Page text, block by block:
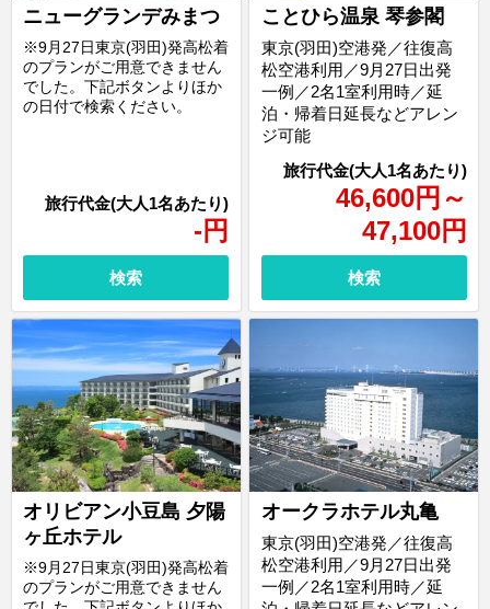
ニューグランデみまつ
- 円
※9月27日東京(羽田)発高松着
のプランがご用意できません
でした。下記ボタンよりほか
の日付で検索ください。
検索
ことひら温泉 琴参閣
46,600円 ～
47,100円
東京(羽田)空港発／往復高
松空港利用／9月27日出発
一例／2名1室利用時／延
泊・帰着日延長などアレン
ジ可能
検索
オリビアン小豆島 夕陽
ヶ丘ホテル
※9月27日東京(羽田)発高松着
のプランがご用意できません
オークラホテル丸亀
東京(羽田)空港発／往復高
松空港利用／9月27日出発
一例／2名1室利用時／延